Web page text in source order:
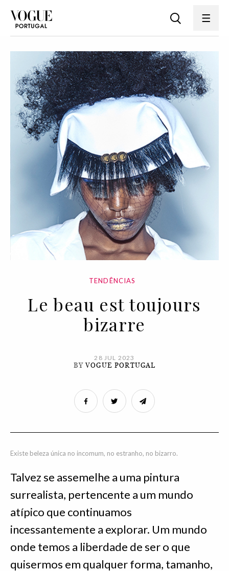
TENDÊNCIAS
Le beau est toujours
bizarre
28 JUL 2023
BYVOGUE PORTUGAL
Existe beleza única no incomum, no estranho, no bizarro.
Talvez se assemelhe a uma pintura
surrealista, pertencente a um mundo
atípico que continuamos
incessantemente a explorar. Um mundo
onde temos a liberdade de ser o que
quisermos em qualquer forma, tamanho,